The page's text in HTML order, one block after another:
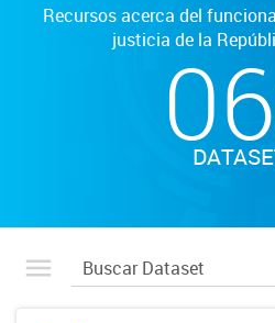
Recursos acerca del
justicia de la